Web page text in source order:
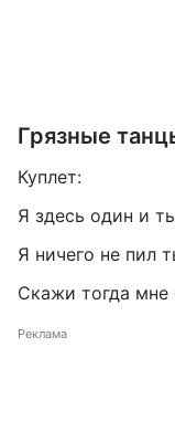
Грязные
Куплет:
Я здесь один и
Я ничего не пил
Скажи тогда мне
Реклама